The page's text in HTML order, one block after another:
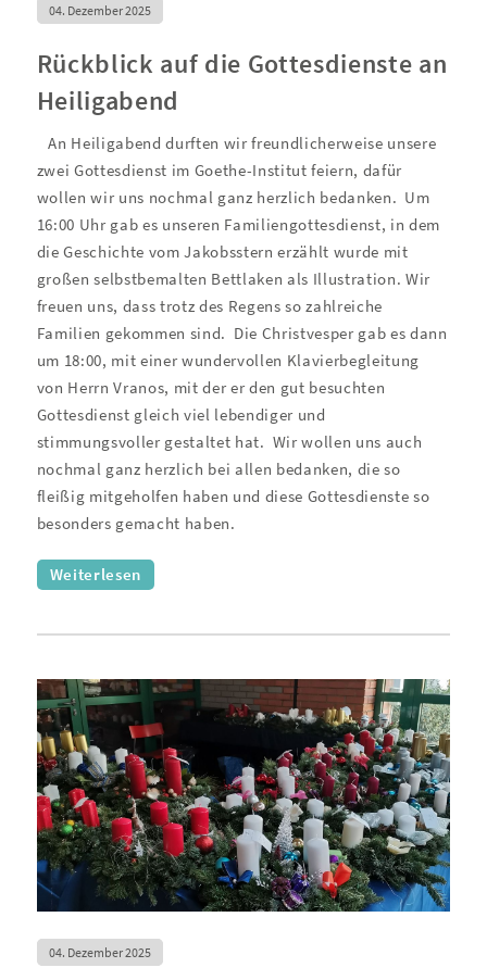
04. Dezember 2025
Rückblick auf die Gottesdienste an
Heiligabend
An Heiligabend durften wir freundlicherweise unsere
zwei Gottesdienst im Goethe-Institut feiern, dafür
wollen wir uns nochmal ganz herzlich bedanken. Um
16:00 Uhr gab es unseren Familiengottesdienst, in dem
die Geschichte vom Jakobsstern erzählt wurde mit
großen selbstbemalten Bettlaken als Illustration. Wir
freuen uns, dass trotz des Regens so zahlreiche
Familien gekommen sind. Die Christvesper gab es dann
um 18:00, mit einer wundervollen Klavierbegleitung
von Herrn Vranos, mit der er den gut besuchten
Gottesdienst gleich viel lebendiger und
stimmungsvoller gestaltet hat. Wir wollen uns auch
nochmal ganz herzlich bei allen bedanken, die so
fleißig mitgeholfen haben und diese Gottesdienste so
besonders gemacht haben.
Weiterlesen
04. Dezember 2025